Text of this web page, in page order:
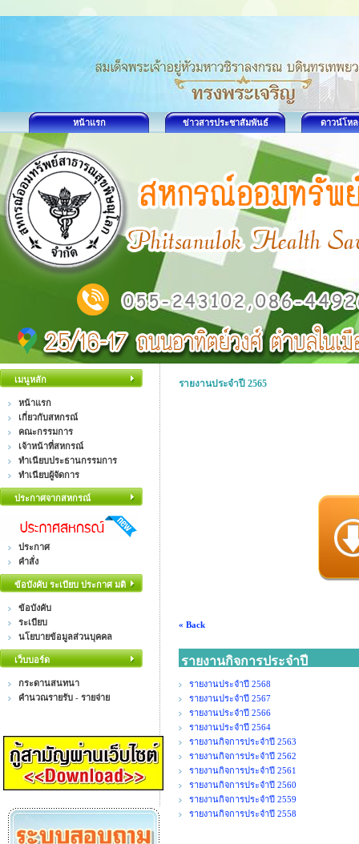
หน้าแรก ข่าวสารประชาสัมพันธ์ ดาวน์โห
เมนูหลัก
หน้าแรก
เกี่ยวกับสหกรณ์
คณะกรรมการ
เจ้าหน้าที่สหกรณ์
ทำเนียบประธานกรรมการ
ทำเนียบผู้จัดการ
ประกาศจากสหกรณ์
ประกาศ
คำสั่ง
ข้อบังคับ ระเบียบ ประกาศ มติ
ข้อบังคับ
ระเบียบ
นโยบายข้อมูลส่วนบุคคล
เว็บบอร์ด
กระดานสนทนา
คำนวณรายรับ - รายจ่าย
รายงานประจำปี 2565
« Back
รายงานกิจการประจำปี
รายงานประจำปี 2568
รายงานประจำปี 2567
รายงานประจำปี 2566
รายงานประจำปี 2564
รายงานกิจการประจำปี 2563
รายงานกิจการประจำปี 2562
รายงานกิจการประจำปี 2561
รายงานกิจการประจำปี 2560
รายงานกิจการประจำปี 2559
รายงานกิจการประจำปี 2558